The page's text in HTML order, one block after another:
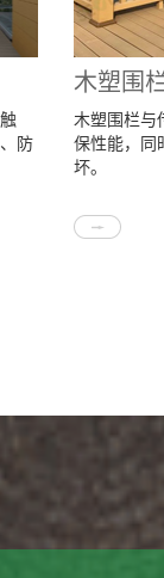
防
木塑围
木塑围栏与
保性能，同
坏。